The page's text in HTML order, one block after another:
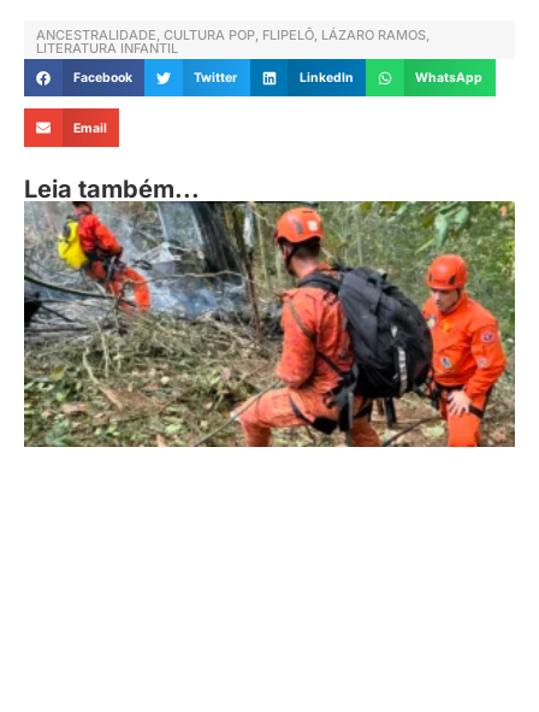
ANCESTRALIDADE, CULTURA POP, FLIPELÔ, LÁZARO RAMOS,
LITERATURA INFANTIL
Facebook Twitter LinkedIn WhatsApp
Email
Leia também...